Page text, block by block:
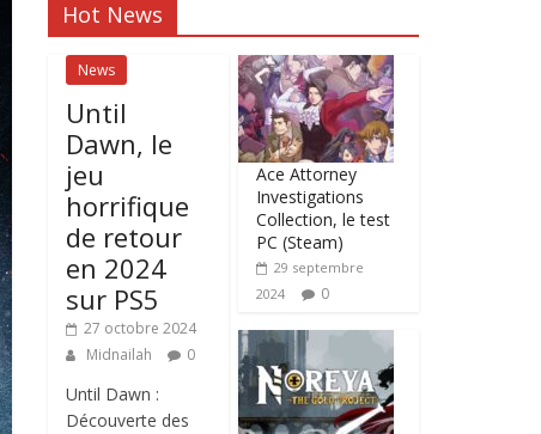
Hot News
News
Until
Dawn, le
jeu
horrifique
de retour
en 2024
sur PS5
27 octobre 2024
Midnailah
0
Until Dawn :
Découverte des
Ace Attorney
Investigations
Collection, le test
PC (Steam)
29 septembre
2024
0